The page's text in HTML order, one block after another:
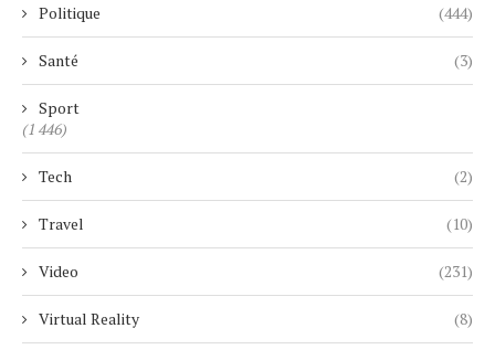
Politique (444)
Santé (3)
Sport
(1 446)
Tech (2)
Travel (10)
Video (231)
Virtual Reality (8)